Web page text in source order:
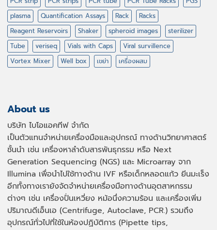
plasma
Quantification Assays Rack
Racks
Reagent Reservoirs
Shaker spheroid images
sterilizer
Tube
veriseq Vials with Caps
Viral survillence
Vortex Mixer
Well box เขย่า เครื่องผสม
About us
บริษัท ไบโอแอคทีฟ จำกัด
เป็นตัวแทนจำหน่ายเครื่องมือและอุปกรณ์ ทางด้านวิทยาศาสตร์
ชั้นนำ เช่น เครื่องหาลำดับสารพันธุกรรม หรือ Next
Generation Sequencing (NGS) และ Microarray จาก
Illumina เพื่อนำไปใช้ทางด้าน IVF หรือเด็กหลอดแก้ว ยีนมะเร็ง
อีกทั้งทางเรายังจัดจำหน่ายเครื่องมือทางด้านอุตสาหกรรม
ต่างๆ เช่น เครื่องปั่นเหวี่ยง หม้อนึ่งความร้อน และเครื่องเพิ่ม
ปริมาณดีเอ็นเอ (Centrifuge, Autoclave, PCR.) รวมถึง
อุปกรณ์ทั่วไปที่ใช้ในห้องปฏิบัติการ (Pipette tips,